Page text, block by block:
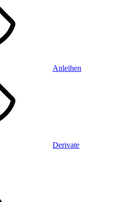
Anleihen
Derivate